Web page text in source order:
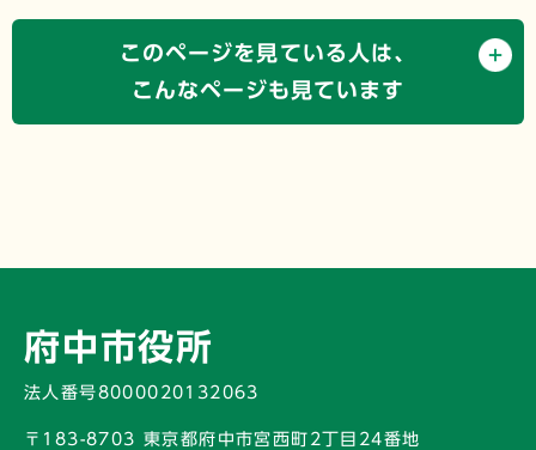
このページを見ている人は、
こんなページも見ています
府中市役所
法人番号8000020132063
〒183-8703 東京都府中市宮西町2丁目24番地